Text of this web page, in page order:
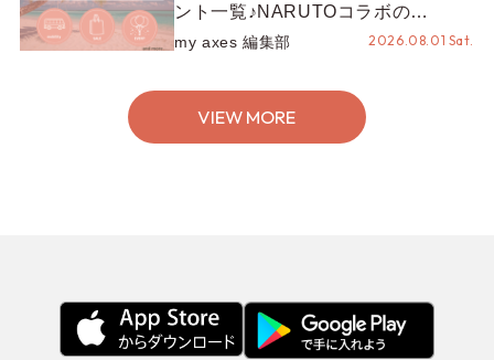
ント一覧♪NARUTOコラボの
REZEN POPUPから、プチYour
Stage.、ティーパーティまで！8月
my axes 編集部 2026.08.01 Sat.
VIEW MORE